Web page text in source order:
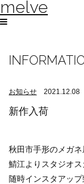
melve
お知らせ 2021.12.08
新作入荷
秋田市手形のメガ
鯖江よりスタジオス
随時インスタアッ